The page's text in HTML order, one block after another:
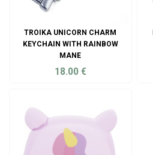
TROIKA UNICORN CHARM
KEYCHAIN WITH RAINBOW
MANE
18.00 €